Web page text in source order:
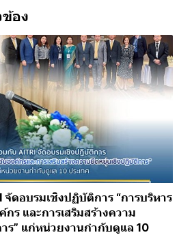
อง
จัดอบรมเชิงปฏิบัติการ “การบริหาร
กร และการเสริมสร้างความ
ร” แก่หน่วยงานกำกับดูแล 10